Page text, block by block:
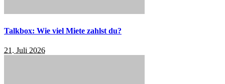
Talkbox: Wie viel Miete zahlst du?
21. Juli 2026